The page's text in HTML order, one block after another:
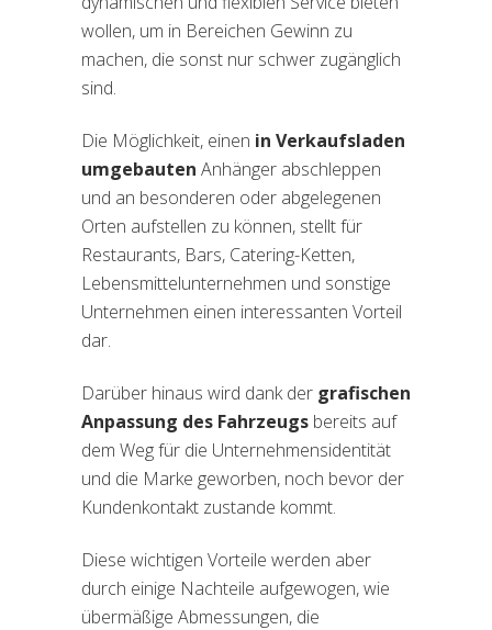
wollen, um in Bereichen Gewinn zu
machen, die sonst nur schwer zugänglich
sind.
Die Möglichkeit, einen in Verkaufsladen
umgebauten Anhänger abschleppen
und an besonderen oder abgelegenen
Orten aufstellen zu können, stellt für
Restaurants, Bars, Catering-Ketten,
Lebensmittelunternehmen und sonstige
Unternehmen einen interessanten Vorteil
dar.
Darüber hinaus wird dank der grafischen
Anpassung des Fahrzeugs bereits auf
dem Weg für die Unternehmensidentität
und die Marke geworben, noch bevor der
Kundenkontakt zustande kommt.
Diese wichtigen Vorteile werden aber
durch einige Nachteile aufgewogen, wie
übermäßige Abmessungen, die